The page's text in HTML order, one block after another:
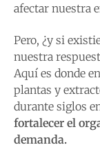
afectar nuestra
Pero, ¿y si
nuestra
Aquí es donde
plantas y
durante siglos
fortalecer el
demanda.